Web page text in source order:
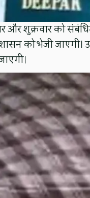
शुक्रवार को
को भेजी जाएगी।